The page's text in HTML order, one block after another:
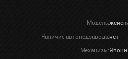
Модель:
Наличие автоподзавода:нет
Механизм: